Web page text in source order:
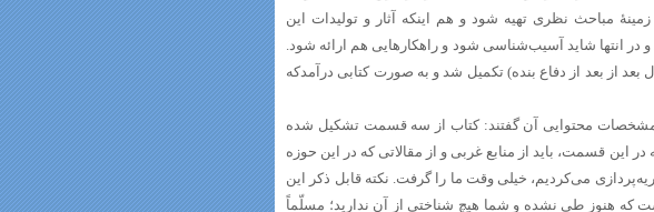
مباحث نظری تهیه شود و هم اینکه آثار و تولیدات این
انتها شاید آسیب‌شناسی شود و راهکارهایی هم ارائه شود.
از بعد از دفاع بنده) تکمیل شد و به صورت کتابی درآمدکه
مشخصات محتوایی آن گفتند: کتاب از سه قسمت تشکیل شده
قسمت، باید از منابع غربی و از مقالاتی که در این حوزه
می‌کردیم، خیلی وقت ما را گرفت. نکته قابل ذکر این
که هنوز طی نشده و شما هیچ شناختی از آن ندارید؛ مسلّماً